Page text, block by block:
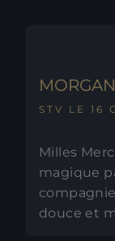
STV LE 16
Milles
magique
douce et